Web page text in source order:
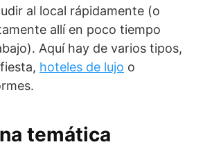
al local rápidamente (o
allí en poco tiempo
Aquí hay de varios tipos,
hoteles de lujo o
temática